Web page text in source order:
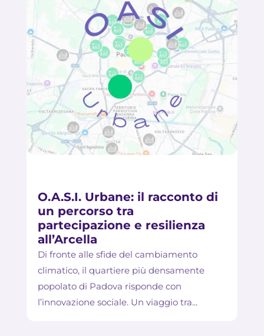
O.A.S.I. Urbane: il racconto di
un percorso tra
partecipazione e resilienza
all’Arcella
Di fronte alle sfide del cambiamento
climatico, il quartiere più densamente
popolato di Padova risponde con
l’innovazione sociale. Un viaggio tra...